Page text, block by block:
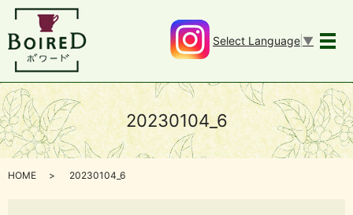
メ
Select Language ▼
20230104_6
HOME 20230104_6